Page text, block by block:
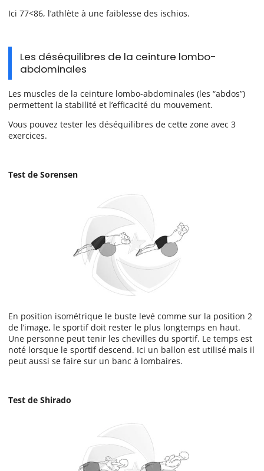
Ici 77<86, l’athlète à une faiblesse des ischios.
Les déséquilibres de la ceinture lombo-
abdominales
Les muscles de la ceinture lombo-abdominales (les “abdos”)
permettent la stabilité et l’efficacité du mouvement.
Vous pouvez tester les déséquilibres de cette zone avec 3
exercices.
Test de Sorensen
En position isométrique le buste levé comme sur la position 2
de l’image, le sportif doit rester le plus longtemps en haut.
Une personne peut tenir les chevilles du sportif. Le temps est
noté lorsque le sportif descend. Ici un ballon est utilisé mais il
peut aussi se faire sur un banc à lombaires.
Test de Shirado